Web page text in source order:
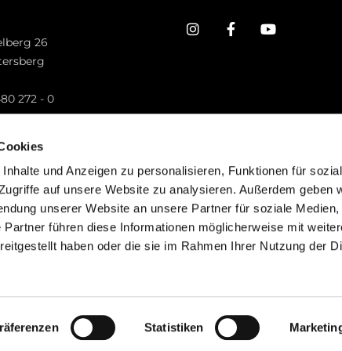
und Anzeigen zu personalisieren, Funktionen für
auf unsere Website zu analysieren. Außerdem geben
unserer Website an unsere Partner für soziale Medien,
Partner führen diese Informationen möglicherweise mit
haben oder die sie im Rahmen Ihrer Nutzung der
Statistiken
26
272 - 0
Datenschutzerklärung ChurchDesk-